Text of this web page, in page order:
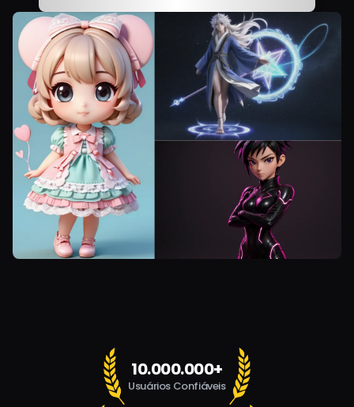
10.000.000+
Usuários Confiáveis